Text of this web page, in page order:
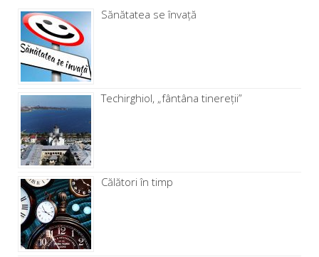
Sănătatea se învață
Techirghiol, „fântâna tinereţii”
Călători în timp